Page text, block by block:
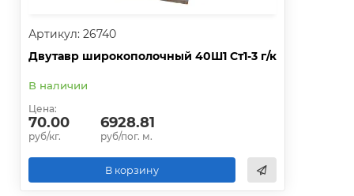
Артикул: 26740
Двутавр широкополочный 40Ш1 Ст1-3 г/к
В наличии
Цена:
70.00
руб/кг.
6928.81
руб/пог. м.
В корзину